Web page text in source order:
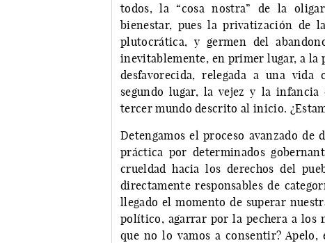
todos, la “cosa nostra” de la
bienestar, pues la privatización de
plutocrática, y germen del
inevitablemente, en primer lugar, a la
desfavorecida, relegada a una vida
segundo lugar, la vejez y la
tercer mundo descrito al inicio.
Detengamos el proceso avanzado de
práctica por determinados
crueldad hacia los derechos del
directamente responsables de
llegado el momento de superar
político, agarrar por la pechera a los
que no lo vamos a consentir?